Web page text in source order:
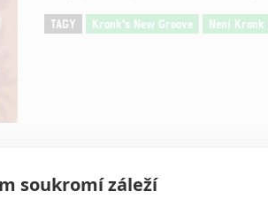
TAGY Kronk's New Groove Není
soukromí záleží